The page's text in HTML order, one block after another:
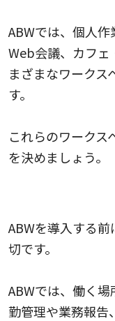
ABWでは、個人作
Web会議、カフェ
まざまなワークス
す。
これらのワークス
を決めましょう。
ABWを導入する
切です。
ABWでは、働く
勤管理や業務報告